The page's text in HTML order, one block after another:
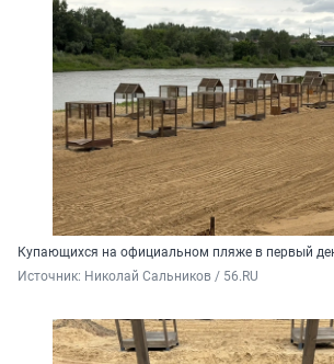
Купающихся на официальном пляже в первый
Источник: Николай Сальников / 56.RU